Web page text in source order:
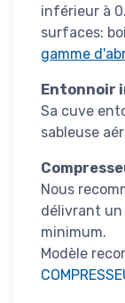
inférieur à
surfaces:
gamme
Entonnoir
Sa cuve
sableuse
Nous
délivrant un
minimum.
Modèle